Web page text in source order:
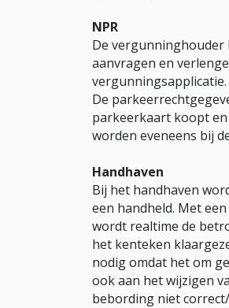
NPR
De
aanvragen en
De
parkeerkaart koopt
worden eveneens bij
Handhaven
Bij het handhaven
een handheld. Met
wordt realtime de
het kenteken
nodig omdat het om
ook aan het wijzigen
bebording niet